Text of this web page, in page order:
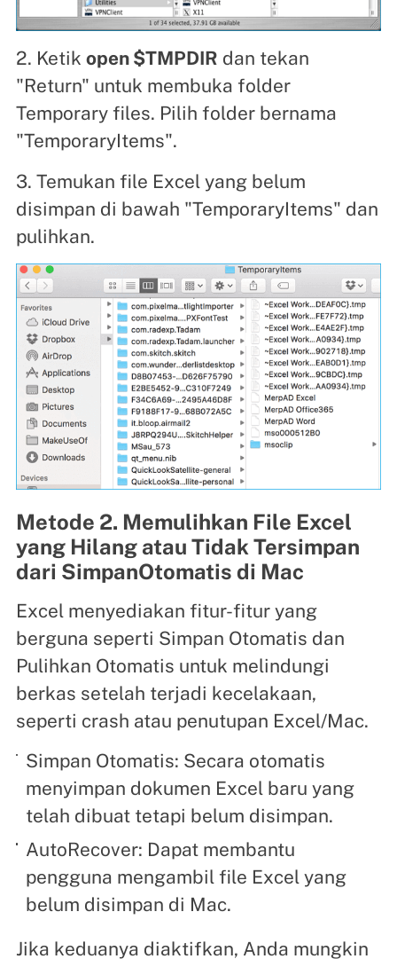
2. Ketik open $TMPDIR dan tekan
"Return" untuk membuka folder
Temporary files. Pilih folder bernama
"TemporaryItems".
3. Temukan file Excel yang belum
disimpan di bawah "TemporaryItems" dan
pulihkan.
Metode 2. Memulihkan File Excel
yang Hilang atau Tidak Tersimpan
dari SimpanOtomatis di Mac
Excel menyediakan fitur-fitur yang
berguna seperti Simpan Otomatis dan
Pulihkan Otomatis untuk melindungi
berkas setelah terjadi kecelakaan,
seperti crash atau penutupan Excel/Mac.
Simpan Otomatis: Secara otomatis
menyimpan dokumen Excel baru yang
telah dibuat tetapi belum disimpan.
AutoRecover: Dapat membantu
pengguna mengambil file Excel yang
belum disimpan di Mac.
Jika keduanya diaktifkan, Anda mungkin